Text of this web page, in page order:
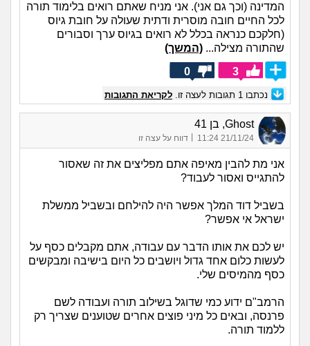
המדינה (וכך גם אני). אני מניח שאתם רואים בלימוד תורה
לכל החיים חובה מוסרית ודתית שעולה על חובת גיוס
(חלקכם כנראה בכלל לא רואים בגיוס ערך וסבורים
שהתורה מצילה... (המשך)
3
0
נכתבו 1 תגובות לעצה זו. לקריאת התגובות
Ghost, בן 41
21/11/24 11:24
| דווח על עצה זו
אני מת להבין מאיפה אתם מפליצים את זה שאסור
להתגייס ואסור לעבוד?
בשביל דוד המלך אפשר היה להילחם ובשביל ממשלת
ישראל אי אפשר?
יש לכם את אותו הדבר עם עבודה, אתם מקבלים כסף על
לעשות כלום אחד גדול ויושבים כל היום בישיבה ומבקשים
כסף מהמיסים שלי.
הרמב"ם ידוע כמי שדוגל בשילוב תורה ועבודה לשם
פרנסה, ובאים כל מיני פוצים אחרים שטוענים שצריך רק
ללמוד תורה.